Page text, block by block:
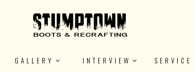
GALLERY INTERVIEW SERVICE